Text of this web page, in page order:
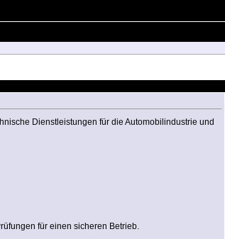
Dienstleistungen für die Automobilindustrie und
für einen sicheren Betrieb.